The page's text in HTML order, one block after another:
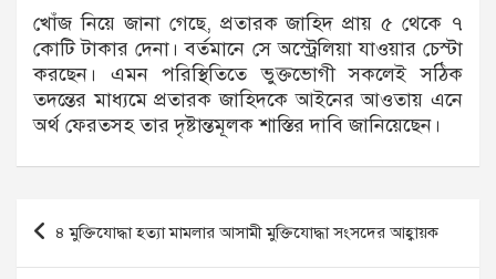
খোঁজ নিয়ে জানা গেছে, প্রতারক জাহিদ প্রায় ৫ থেকে ৭
কোটি টাকার দেনা। বর্তমানে সে অস্ট্রেলিয়া যাওয়ার চেস্টা
করছেন। এমন পরিস্থিতিতে ভুক্তভোগী সকলেই সঠিক
তদন্তের মাধ্যমে প্রতারক জাহিদকে আইনের আওতায় এনে
অর্থ ফেরতসহ তার দৃষ্টান্তমূলক শাস্তির দাবি জানিয়েছেন।
Post
navigation
৪ মুক্তিযোদ্ধা হত্যা মামলার আসামী মুক্তিযোদ্ধা সংসদের আহ্বায়ক